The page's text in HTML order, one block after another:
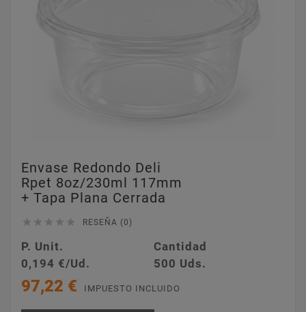
Envase Redondo Deli
Rpet 8oz/230ml 117mm
+ Tapa Plana Cerrada
     RESEÑA (0)
P. Unit.
Cantidad
0,194 €/Ud.
500 Uds.
97,22 € IMPUESTO INCLUIDO